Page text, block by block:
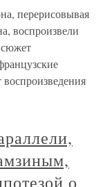
перерисовывая
воспроизвели
о